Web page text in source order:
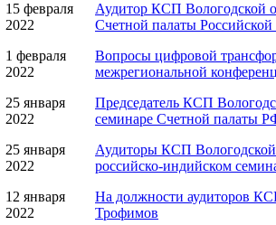
15 февраля
2022
Аудитор КСП Вологодской
Счетной палаты
1 февраля
2022
Вопросы цифровой
межрегиональной
25 января
2022
Председатель КСП
семинаре Счетной палаты
25 января
2022
Аудиторы КСП
российско-индийском
12 января
2022
На должности аудиторов
Трофимов